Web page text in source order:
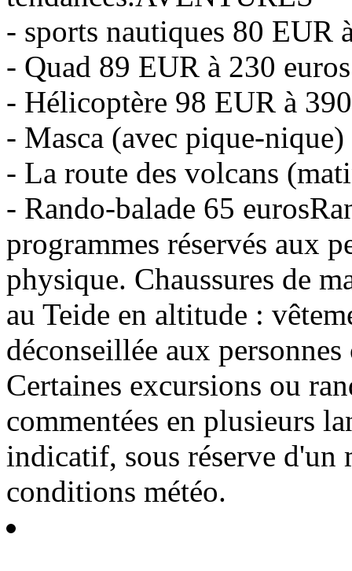
- sports nautiques 80 EUR
- Quad 89 EUR à 230 euros
- Hélicoptère 98 EUR à
- Masca (avec pique-nique)
- La route des volcans
- Rando-balade 65
programmes réservés aux
physique. Chaussures de
au Teide en altitude :
déconseillée aux personnes
Certaines excursions ou
commentées en plusieurs
indicatif, sous réserve d'un
conditions météo.